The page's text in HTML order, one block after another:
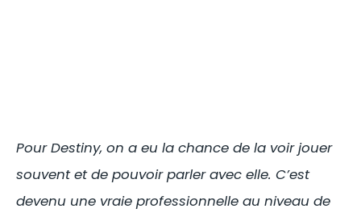
Pour Destiny, on a eu la chance de la voir jouer
souvent et de pouvoir parler avec elle. C’est
devenu une vraie professionnelle au niveau de